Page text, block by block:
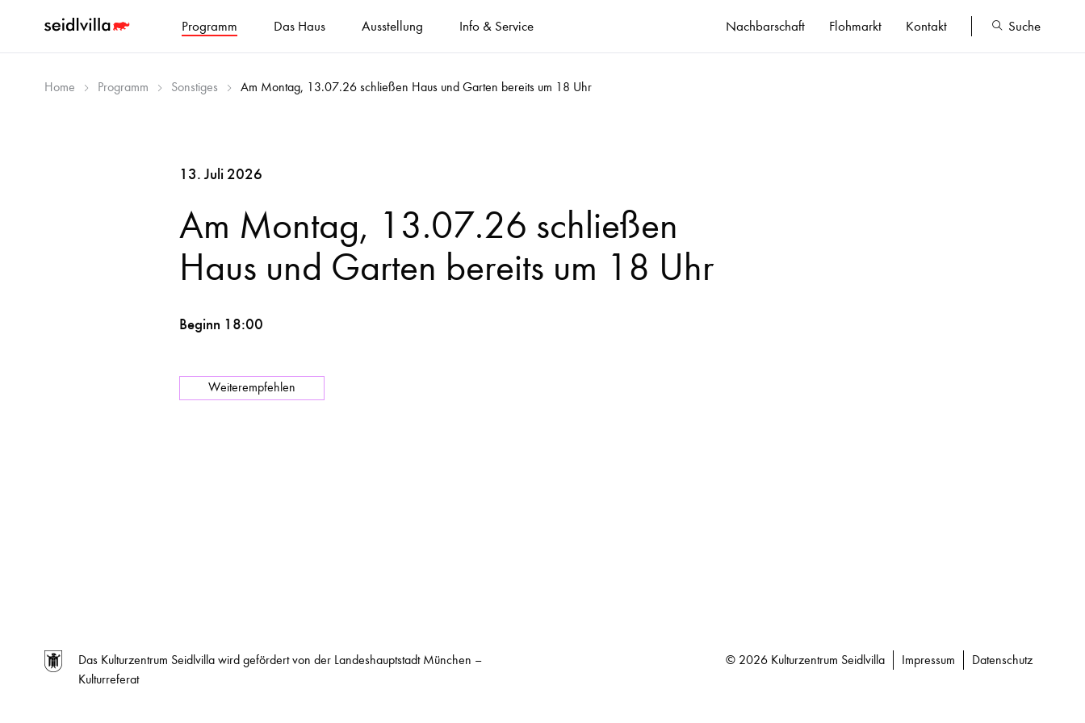
Programm Das Haus Ausstellung Info & Service Nachbarschaft Flohmarkt Kontakt Suche
Home Programm Sonstiges Am Montag, 13.07.26 schließen Haus und Garten bereits um 18 Uhr
13. Juli 2026
Am Montag, 13.07.26 schließen
Haus und Garten bereits um 18 Uhr
Beginn 18:00
Weiterempfehlen
Das Kulturzentrum Seidlvilla wird gefördert von der Landeshauptstadt München –
Kulturreferat
© 2026 Kulturzentrum Seidlvilla Impressum Datenschutz